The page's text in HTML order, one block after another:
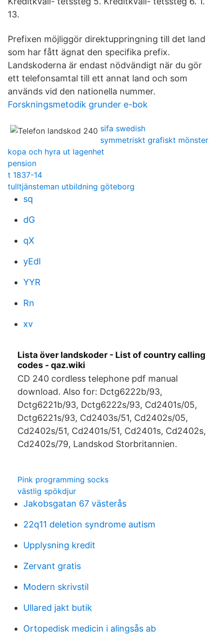
13.
Prefixen möjliggör direktuppringning till det land
som har fått ägnat den specifika prefix.
Landskoderna är endast nödvändigt när du gör
ett telefonsamtal till ett annat land och som
används vid den nationella nummer.
Forskningsmetodik grunder e-bok
sifa swedish
symmetriskt grafiskt mönster
kopa och hyra ut lagenhet
pension
t 1837-14
tulltjänsteman utbildning göteborg
sq
dG
qX
yEdl
YYR
Rn
xv
Lista över landskoder - List of country calling
codes - qaz.wiki
CD 240 cordless telephone pdf manual
download. Also for: Dctg6222b/93,
Dctg6221b/93, Dctg6222s/93, Cd2401s/05,
Dctg6221s/93, Cd2403s/51, Cd2402s/05,
Cd2402s/51, Cd2401s/51, Cd2401s, Cd2402s,
Cd2402s/79, Landskod Storbritannien.
Pink programming socks
västlig spökdjur
Jakobsgatan 67 västerås
22q11 deletion syndrome autism
Upplysning kredit
Zervant gratis
Modern skrivstil
Ullared jakt butik
Ortopedisk medicin i alingsås ab